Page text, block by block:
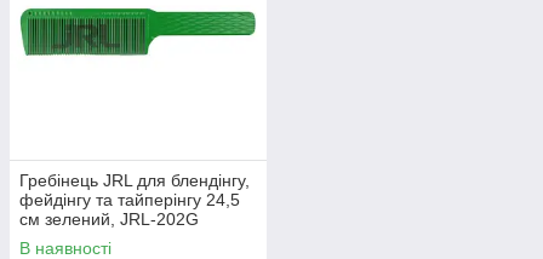
Гребінець JRL для блендінгу,
фейдінгу та тайперінгу 24,5
см зелений, JRL-202G
В наявності